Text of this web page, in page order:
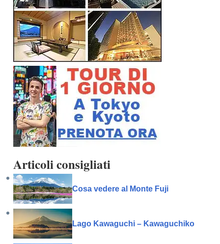
Articoli consigliati
Cosa vedere al Monte Fuji
Lago Kawaguchi – Kawaguchiko